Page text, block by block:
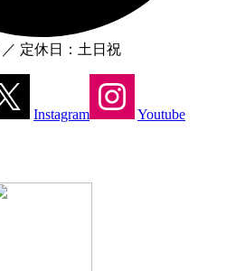
定休日：土日祝
Instagram Youtube